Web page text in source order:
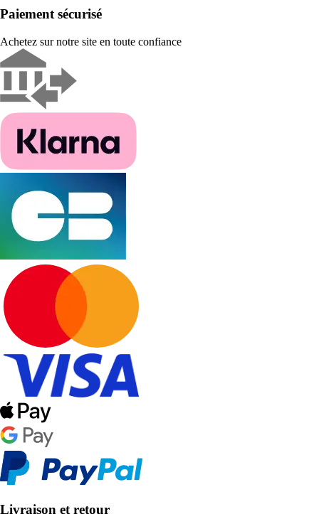
Paiement sécurisé
Achetez sur notre site en toute confiance
Livraison et retour